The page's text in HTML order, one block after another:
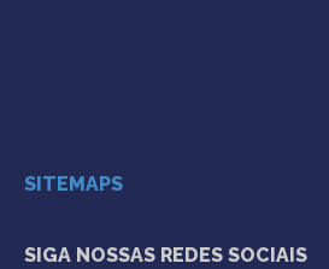
SITEMAPS
SIGA NOSSAS REDES SOCIAIS